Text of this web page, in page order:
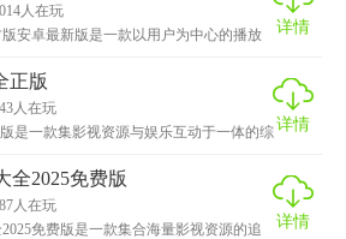
人在玩
安卓最新版是一款以用户为中心的播放
详情
正版
人在玩
是一款集影视资源与娱乐互动于一体的综详情
全2025免费版
人在玩
免费版是一款集合海量影视资源的追
详情